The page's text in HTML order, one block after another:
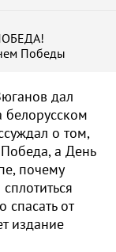
Победы
дал
о том,
а День
почему
от
издание